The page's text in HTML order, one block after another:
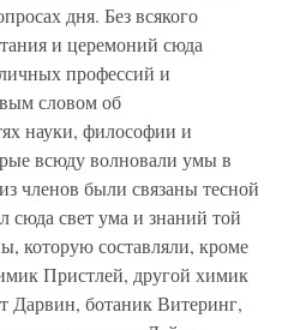
дня. Без всякого
и церемоний сюда
профессий и
словом об
науки, философии и
всюду волновали умы в
членов были связаны тесной
сюда свет ума и знаний той
которую составляли, кроме
Пристлей, другой химик
Дарвин, ботаник Витеринг,